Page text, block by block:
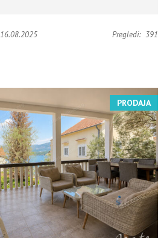
16.08.2025 Pregledi: 391
PRODAJA